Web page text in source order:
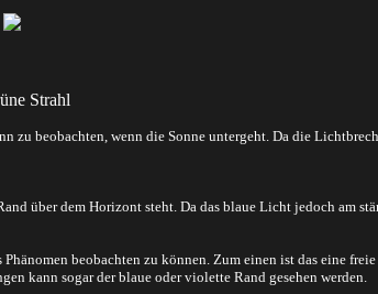
Strahl
zu beobachten, wenn die Sonne untergeht. Da die
über dem Horizont steht. Da das blaue Licht jedoch am
beobachten zu können. Zum einen ist das eine
kann sogar der blaue oder violette Rand gesehen werden.